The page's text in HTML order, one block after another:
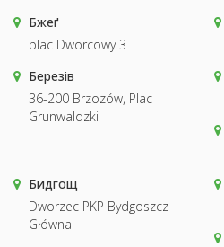
Бжеґ
plac Dworcowy 3
Березів
36-200 Brzozów, Plac
Grunwaldzki
Бидгощ
Dworzec PKP Bydgoszcz
Główna